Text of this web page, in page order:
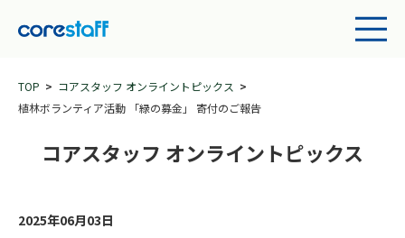
TOP
コアスタッフ オンライントピックス
植林ボランティア活動 「緑の募金」 寄付のご報告
コアスタッフ オンライントピックス
2025年06月03日